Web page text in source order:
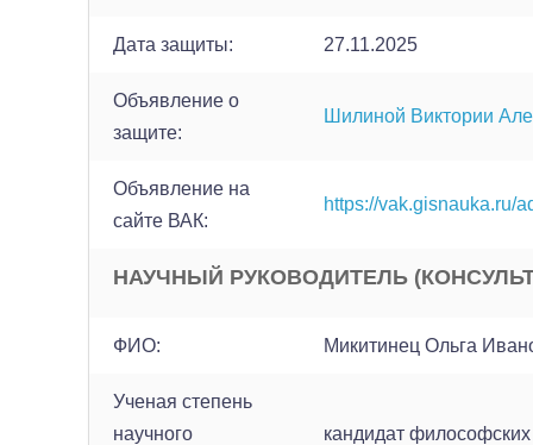
Дата защиты: 27.11.2025
Объявление о
защите:
Шилиной Виктории
Объявление на
сайте ВАК:
https://vak.gisnauka.ru/
НАУЧНЫЙ РУКОВОДИТЕЛЬ
ФИО: Микитинец Ольга
Ученая степень
научного
кандидат философских